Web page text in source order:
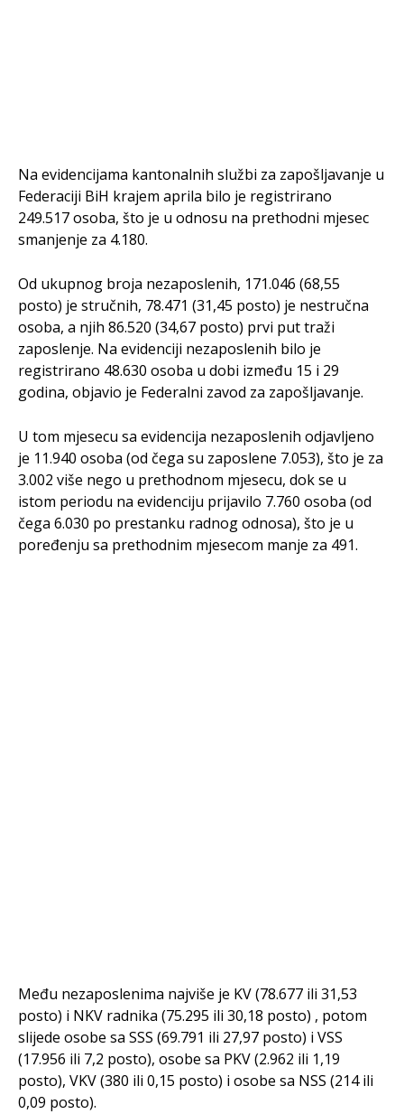
Na evidencijama kantonalnih službi za zapošljavanje u
Federaciji BiH krajem aprila bilo je registrirano
249.517 osoba, što je u odnosu na prethodni mjesec
smanjenje za 4.180.
Od ukupnog broja nezaposlenih, 171.046 (68,55
posto) je stručnih, 78.471 (31,45 posto) je nestručna
osoba, a njih 86.520 (34,67 posto) prvi put traži
zaposlenje. Na evidenciji nezaposlenih bilo je
registrirano 48.630 osoba u dobi između 15 i 29
godina, objavio je Federalni zavod za zapošljavanje.
U tom mjesecu sa evidencija nezaposlenih odjavljeno
je 11.940 osoba (od čega su zaposlene 7.053), što je za
3.002 više nego u prethodnom mjesecu, dok se u
istom periodu na evidenciju prijavilo 7.760 osoba (od
čega 6.030 po prestanku radnog odnosa), što je u
poređenju sa prethodnim mjesecom manje za 491.
Među nezaposlenima najviše je KV (78.677 ili 31,53
posto) i NKV radnika (75.295 ili 30,18 posto) , potom
slijede osobe sa SSS (69.791 ili 27,97 posto) i VSS
(17.956 ili 7,2 posto), osobe sa PKV (2.962 ili 1,19
posto), VKV (380 ili 0,15 posto) i osobe sa NSS (214 ili
0,09 posto).